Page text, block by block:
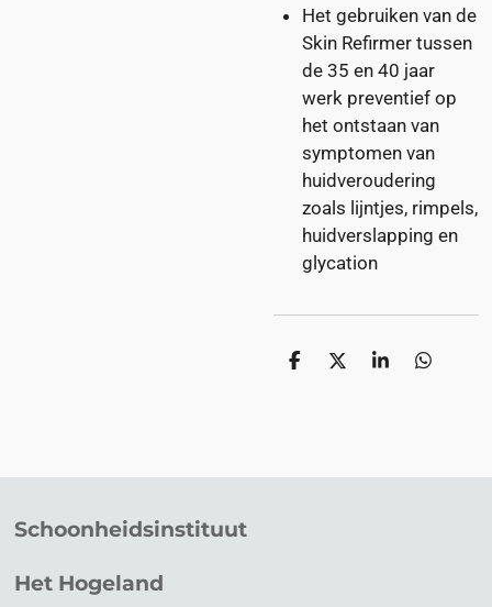
Het gebruiken van de
Skin Refirmer tussen
de 35 en 40 jaar
werk preventief op
het ontstaan van
symptomen van
huidveroudering
zoals lijntjes, rimpels,
huidverslapping en
glycation
D
D
S
D
Schoonheidsinstituut
Het Hogeland